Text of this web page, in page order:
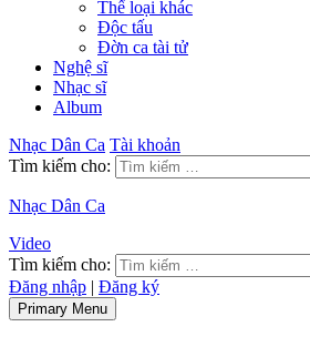
Thể loại khác
Độc tấu
Đờn ca tài tử
Nghệ sĩ
Nhạc sĩ
Album
Nhạc Dân Ca Tài khoản
Tìm kiếm cho:
Nhạc Dân Ca
Video
Tìm kiếm cho:
Đăng nhập | Đăng ký
Primary Menu